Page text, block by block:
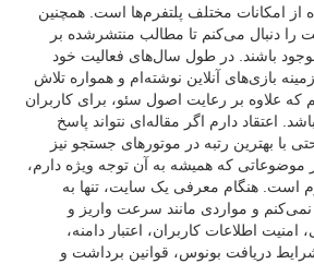
از امکانات مختلف پلتفرم‌ها است. همچنین
را دنبال می‌کنم تا مطالب منتشرشده بر
باشند. در طول سال‌های فعالیت خود
بازی‌های آنلاین نوشته‌ام و همواره تلاش
که علاوه بر رعایت اصول سئو، برای کاربران
اعتقاد دارم اگر مقاله‌ای نتواند پاسخ
با بهترین رتبه در موتورهای جستجو نیز
موضوعاتی که همیشه به آن توجه ویژه دارم،
است. هنگام معرفی یک سایت، تنها به
نمی‌کنم و مواردی مانند سرعت واریز و
امنیت اطلاعات کاربران، اعتبار دامنه،
دریافت بونوس، قوانین برداشت و